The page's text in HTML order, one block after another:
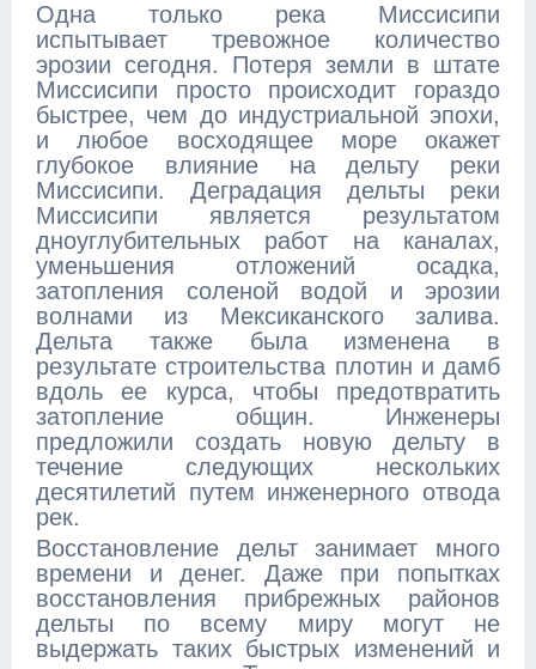
Одна только река Миссисипи
испытывает тревожное количество
эрозии сегодня. Потеря земли в штате
Миссисипи просто происходит гораздо
быстрее, чем до индустриальной эпохи,
и любое восходящее море окажет
глубокое влияние на дельту реки
Миссисипи. Деградация дельты реки
Миссисипи является результатом
дноуглубительных работ на каналах,
уменьшения отложений осадка,
затопления соленой водой и эрозии
волнами из Мексиканского залива.
Дельта также была изменена в
результате строительства плотин и дамб
вдоль ее курса, чтобы предотвратить
затопление общин. Инженеры
предложили создать новую дельту в
течение следующих нескольких
десятилетий путем инженерного отвода
рек.
Восстановление дельт занимает много
времени и денег. Даже при попытках
восстановления прибрежных районов
дельты по всему миру могут не
выдержать таких быстрых изменений и